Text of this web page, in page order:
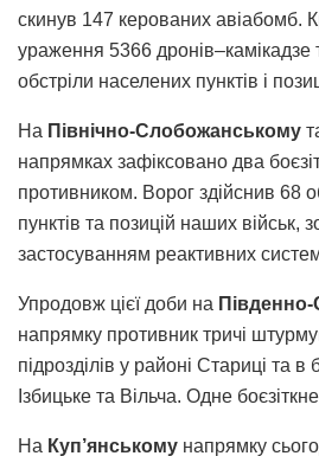
скинув 147 керованих авіабомб.
ураження 5366 дронів–камікадзе
обстріли населених пунктів і
На Північно-Слобожанському
напрямках зафіксовано два
противником. Ворог здійснив 68
пунктів та позицій наших військ,
застосуванням реактивних
Упродовж цієї доби на
напрямку противник тричі
підрозділів у районі Стариці та в
Ізбицьке та Вільча. Одне
На Куп’янському напрямку